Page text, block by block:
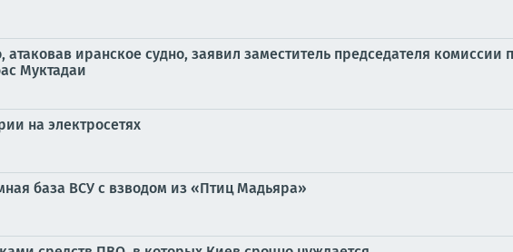
иранское судно, заявил заместитель председателя комиссии
Муктадаи
на электросетях
база ВСУ с взводом из «Птиц Мадьяра»